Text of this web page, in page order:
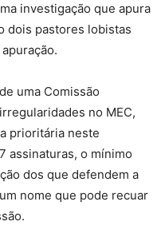
investigação que apura
dois pastores lobistas
uma Comissão
no MEC,
prioritária neste
assinaturas, o mínimo
dos que defendem a
nome que pode recuar